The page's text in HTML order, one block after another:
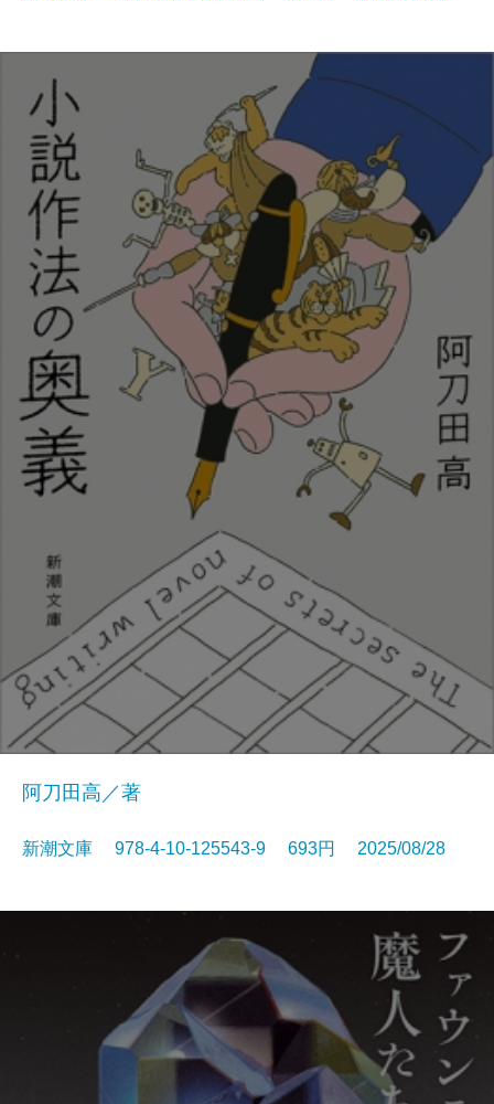
阿刀田高／著
新潮文庫 978-4-10-125543-9 693円 2025/08/28